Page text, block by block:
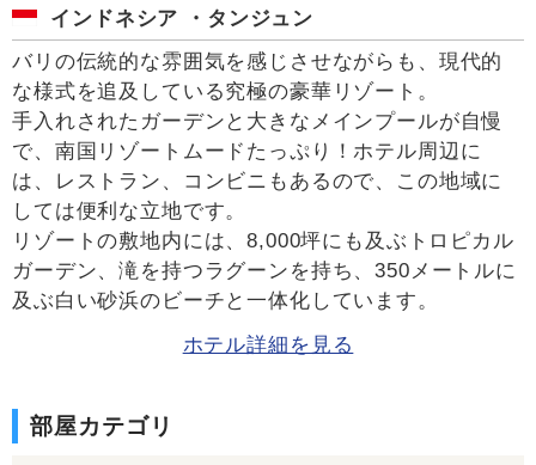
インドネシア ・タンジュン
バリの伝統的な雰囲気を感じさせながらも、現代的
な様式を追及している究極の豪華リゾート。
手入れされたガーデンと大きなメインプールが自慢
で、南国リゾートムードたっぷり！ホテル周辺に
は、レストラン、コンビニもあるので、この地域に
しては便利な立地です。
リゾートの敷地内には、8,000坪にも及ぶトロピカル
ガーデン、滝を持つラグーンを持ち、350メートルに
及ぶ白い砂浜のビーチと一体化しています。
ホテル詳細を見る
部屋カテゴリ